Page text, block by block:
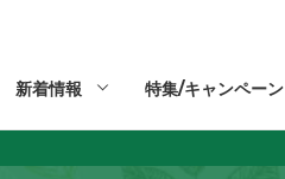
新着情報 特集/キャンペーン